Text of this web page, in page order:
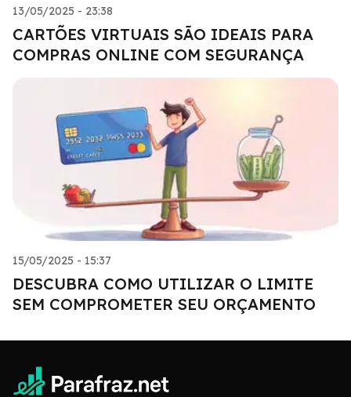
13/05/2025 - 23:38
CARTÕES VIRTUAIS SÃO IDEAIS PARA
COMPRAS ONLINE COM SEGURANÇA
15/05/2025 - 15:37
DESCUBRA COMO UTILIZAR O LIMITE
SEM COMPROMETER SEU ORÇAMENTO